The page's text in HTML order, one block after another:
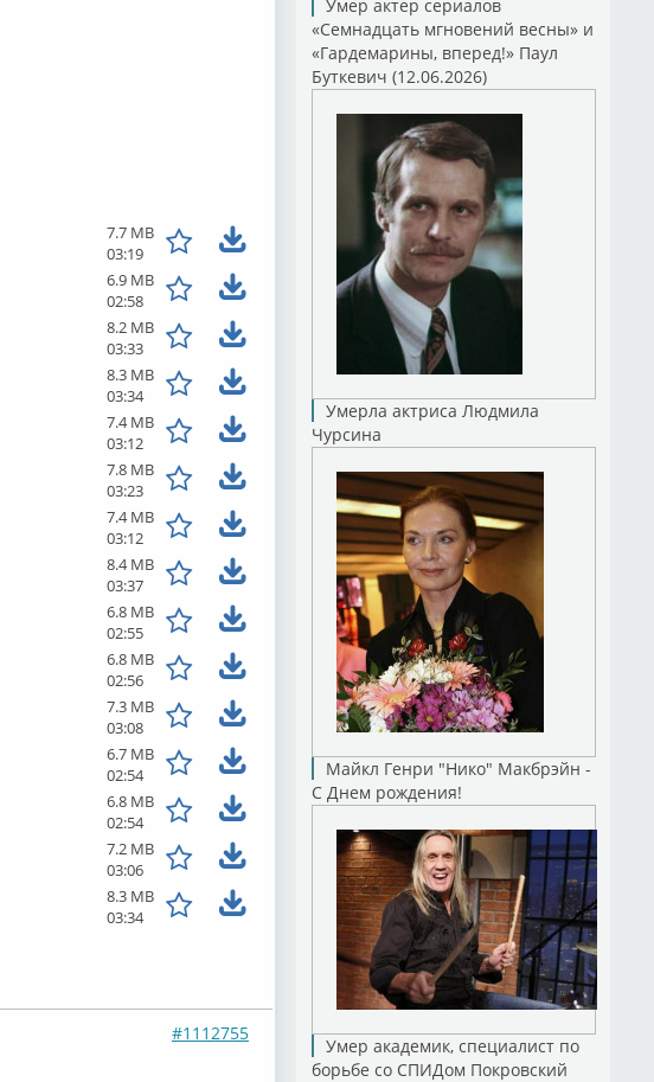
7.7 MB
03:19
6.9 MB
02:58
8.2 MB
03:33
8.3 MB
03:34
7.4 MB
03:12
7.8 MB
03:23
7.4 MB
03:12
8.4 MB
03:37
6.8 MB
02:55
6.8 MB
02:56
7.3 MB
03:08
6.7 MB
02:54
6.8 MB
02:54
7.2 MB
03:06
8.3 MB
03:34
#1112755
Умер актер сериалов
«Семнадцать мгновений весны» и
«Гардемарины, вперед!» Паул
Буткевич (12.06.2026)
Умерла актриса Людмила
Чурсина
Майкл Генри "Нико" Макбрэйн -
С Днем рождения!
Умер академик, специалист по
борьбе со СПИДом Покровский